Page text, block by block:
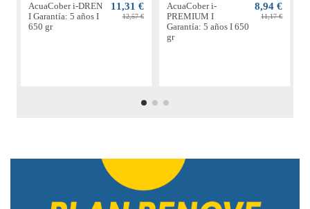
AcuaCober i-DREN
I Garantía: 5 años I
650 gr
11,31 €
12,57 €
AcuaCober i-
PREMIUM I
Garantía: 5 años I 650
gr
8,94 €
11,17 €